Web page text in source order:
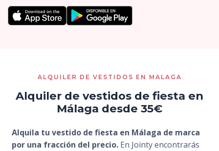
ALQUILER DE VESTIDOS EN MALAGA
Alquiler de vestidos de fiesta en
Málaga desde 35€
Alquila tu vestido de fiesta en Málaga de marca
por una fracción del precio. En Jointy encontrarás